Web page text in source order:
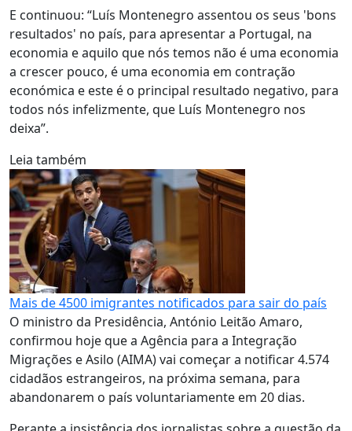
E continuou: “Luís Montenegro assentou os seus 'bons
resultados' no país, para apresentar a Portugal, na
economia e aquilo que nós temos não é uma economia
a crescer pouco, é uma economia em contração
económica e este é o principal resultado negativo, para
todos nós infelizmente, que Luís Montenegro nos
deixa”.
Leia também
Mais de 4500 imigrantes notificados para sair do país
O ministro da Presidência, António Leitão Amaro,
confirmou hoje que a Agência para a Integração
Migrações e Asilo (AIMA) vai começar a notificar 4.574
cidadãos estrangeiros, na próxima semana, para
abandonarem o país voluntariamente em 20 dias.